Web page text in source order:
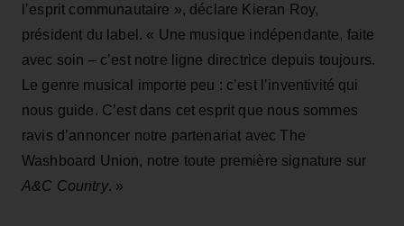
l’esprit communautaire », déclare Kieran Roy,
président du label. « Une musique indépendante, faite
avec soin – c’est notre ligne directrice depuis toujours.
Le genre musical importe peu : c’est l’inventivité qui
nous guide. C’est dans cet esprit que nous sommes
ravis d’annoncer notre partenariat avec The
Washboard Union, notre toute première signature sur
A&C Country. »